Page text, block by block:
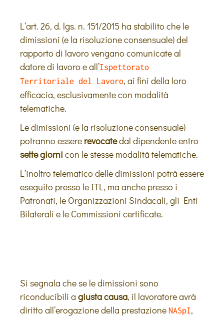
L’art. 26, d. lgs. n. 151/2015 ha stabilito che le
dimissioni (e la risoluzione consensuale) del
rapporto di lavoro vengano comunicate al
datore di lavoro e all’Ispettorato
Territoriale del Lavoro, ai fini della loro
efficacia, esclusivamente con modalità
telematiche.
Le dimissioni (e la risoluzione consensuale)
potranno essere revocatedal dipendente entro
sette giorni con le stesse modalità telematiche.
L’inoltro telematico delle dimissioni potrà essere
eseguito presso le ITL, ma anche presso i
Patronati, le Organizzazioni Sindacali, gli Enti
Bilaterali e le Commissioni certificate.
Si segnala che se le dimissioni sono
riconducibili a giusta causa, il lavoratore avrà
diritto all’erogazione della prestazione NASpI,